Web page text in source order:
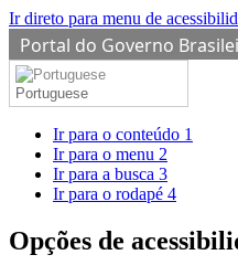
Ir direto para menu de
Portal do Governo
Portuguese
Ir para o conteúdo 1
Ir para o menu 2
Ir para a busca 3
Ir para o rodapé 4
Opções de